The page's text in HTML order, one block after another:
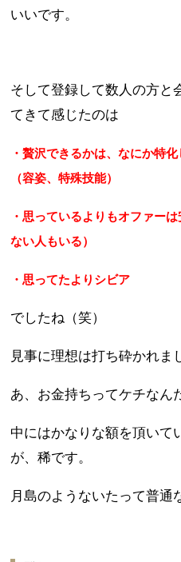
いいです。
そして登録して数人の方と
てきて感じたのは
・贅沢できるかは、なにか特
（容姿、特殊技能）
・思っているよりもオファー
ない人もいる）
・思ってたよりシビア
でしたね（笑）
見事に理想は打ち砕かれま
あ、お金持ちってケチなん
中にはかなりな額を頂いて
が、稀です。
月島のようないたって普通